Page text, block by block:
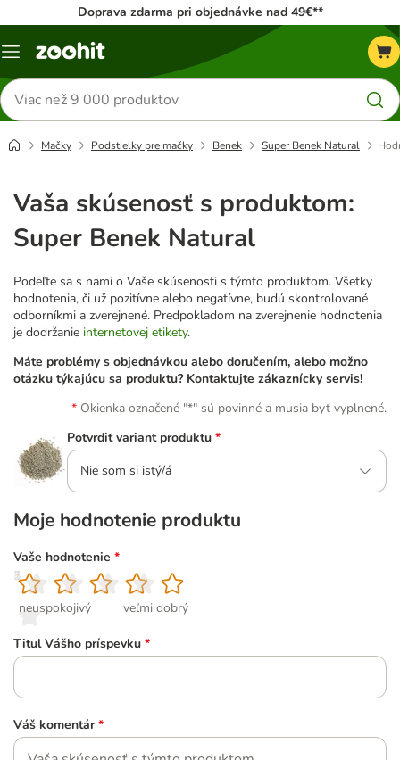
Doprava zdarma pri objednávke nad 49€**
Kategórie
Hľadať
produkty
Mačky Podstielky pre mačky Benek Super Benek Natural
Vaša skúsenosť s produktom:
Super Benek Natural
Podeľte sa s nami o Vaše skúsenosti s týmto produktom. Všetky
hodnotenia, či už pozitívne alebo negatívne, budú skontrolované
odborníkmi a zverejnené. Predpokladom na zverejnenie hodnotenia
je dodržanie internetovej etikety.
Máte problémy s objednávkou alebo doručením, alebo možno
otázku týkajúcu sa produktu? Kontaktujte zákaznícky servis!
Okienka označené "*" sú povinné a musia byť vyplnené.
Potvrdiť variant produktu *
Nie som si istý/á
Moje hodnotenie produktu
Vaše hodnotenie *
1
neuspokojivý
2
3
4
5
veľmi dobrý
Titul Vášho príspevku *
Váš komentár *